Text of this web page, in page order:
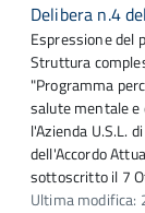
Delibera n.4
Espressione del
Struttura
"Programma
salute mentale e
l'Azienda U.S.L.
dell'Accordo
sottoscritto il 7
Ultima modifica: